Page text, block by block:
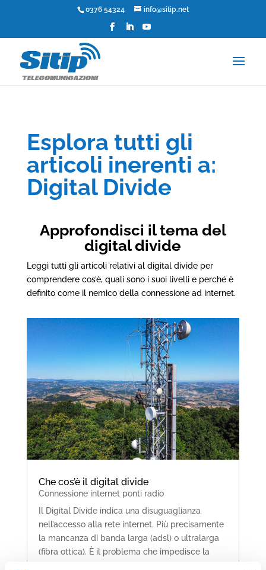
0376 54324 info@sitip.net
Esplora tutti gli
articoli inerenti a:
Digital Divide
Approfondisci il tema del
digital divide
Leggi tutti gli articoli relativi al digital divide per
comprendere cos’è, quali sono i suoi livelli e perché è
definito come il nemico della connessione ad internet.
Che cos’è il digital divide
Connessione internet ponti radio
Il Digital Divide indica una disuguaglianza
nell’accesso alla rete internet. Più precisamente
la mancanza di banda larga (adsl) o ultralarga
(fibra ottica). È il problema che impedisce la